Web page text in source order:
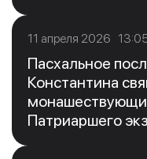
11 апреля 2026
Пасхальное
Константина
Патриаршего